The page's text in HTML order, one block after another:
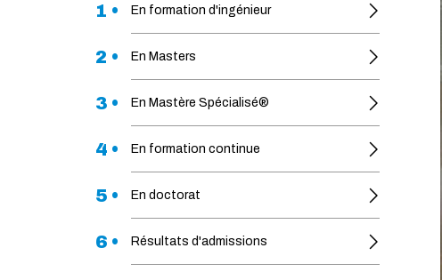
1 • En formation d'ingénieur
2 • En Masters
3 • En Mastère Spécialisé®
4 • En formation continue
5 • En doctorat
6 • Résultats d'admissions